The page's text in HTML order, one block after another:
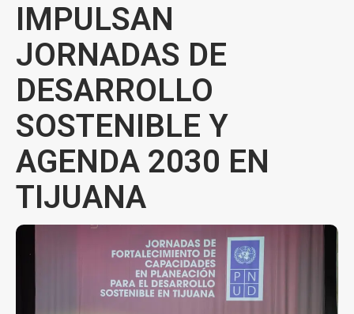
IMPULSAN
JORNADAS DE
DESARROLLO
SOSTENIBLE Y
AGENDA 2030 EN
TIJUANA